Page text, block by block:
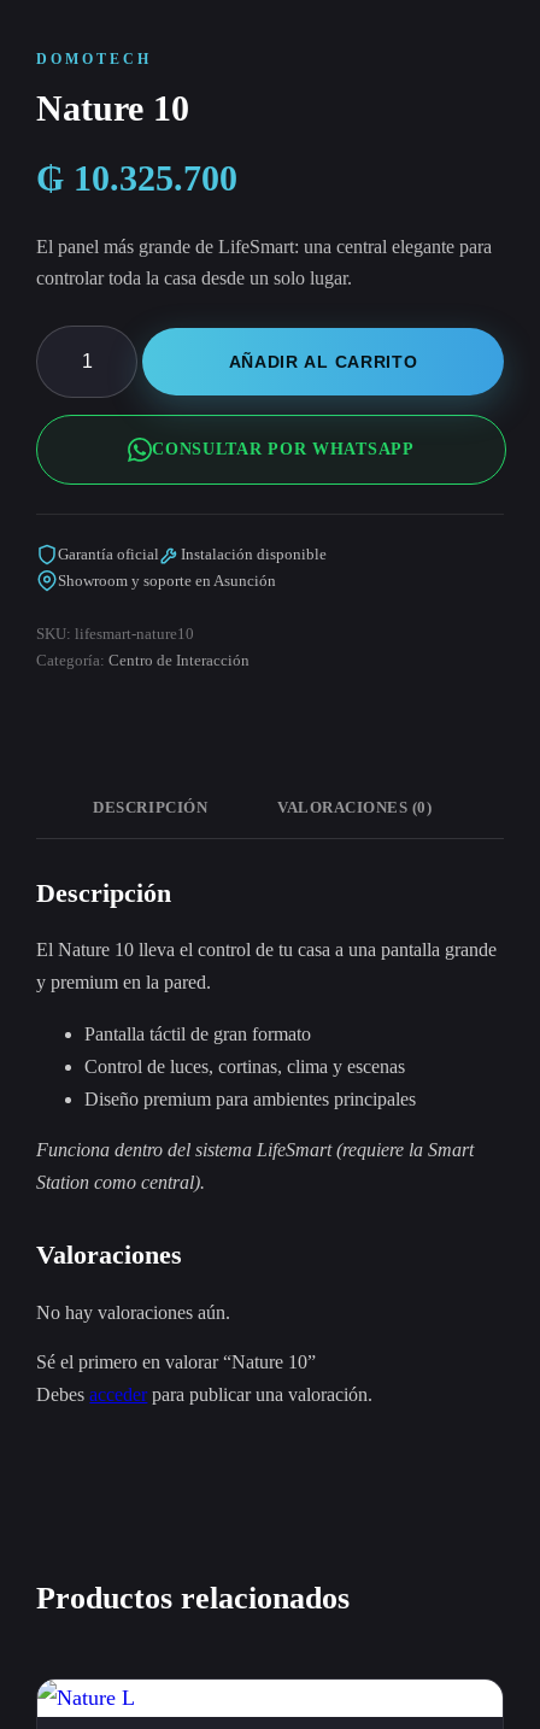
DOMOTECH
Nature 10
₲ 10.325.700
El panel más grande de LifeSmart: una central elegante para
controlar toda la casa desde un solo lugar.
Nature
10
cantidad
AÑADIR AL CARRITO
CONSULTAR POR WHATSAPP
Garantía oficial
Instalación disponible
Showroom y soporte en Asunción
SKU:lifesmart-nature10
Categoría:Centro de Interacción
DESCRIPCIÓN VALORACIONES (0)
Descripción
El Nature 10 lleva el control de tu casa a una pantalla grande
y premium en la pared.
Pantalla táctil de gran formato
Control de luces, cortinas, clima y escenas
Diseño premium para ambientes principales
Funciona dentro del sistema LifeSmart (requiere la Smart
Station como central).
Valoraciones
No hay valoraciones aún.
Sé el primero en valorar “Nature 10”
Debesaccederpara publicar una valoración.
Productos relacionados